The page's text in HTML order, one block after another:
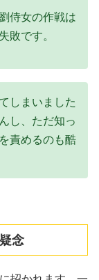
侍女の作戦は
敗です。
しまいました
し、ただ知っ
責めるのも酷
念